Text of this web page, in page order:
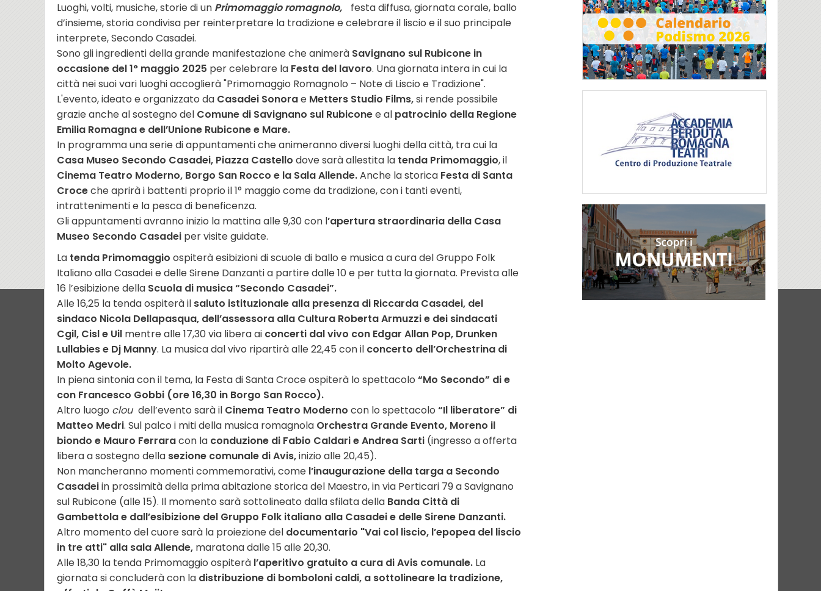
Luoghi, volti, musiche, storie di un Primomaggio romagnolo,
festa diffusa, giornata corale, ballo
d’insieme, storia condivisa per reinterpretare la tradizione e celebrare il liscio e il suo principale
interprete,Secondo Casadei.
Sono gli ingredienti della grande manifestazione che animerà Savignano sul Rubicone in
occasione del1° maggio 2025 per celebrare la Festa del lavoro. Una giornata intera in cui la
città nei suoivari luoghi accoglierà "Primomaggio Romagnolo – Note di Liscio e Tradizione".
L'evento, ideato e organizzato da Casadei Sonorae Metters Studio Films,si rende possibile
grazie anche al sostegno del Comune di Savignano sul Rubiconeeal patrocinio della Regione
Emilia Romagna e dell’Unione Rubicone e Mare.
In programma una serie di appuntamenti che animeranno diversi luoghi della città, tra cui la
Casa Museo Secondo Casadei, Piazza Castello dove sarà allestita la tenda Primomaggio, il
Cinema Teatro Moderno, Borgo San Rocco e la Sala Allende.Anche la storica Festa di Santa
Croceche aprirà i battenti proprio il 1° maggio come da tradizione, con i tanti eventi,
intrattenimenti e la pesca di beneficenza.
Gli appuntamenti avranno inizio la mattina alle 9,30 con l’apertura straordinaria della Casa
Museo Secondo Casadei per visite guidate.
La tenda Primomaggio ospiteràesibizioni di scuole di ballo e musicaa cura del Gruppo Folk
Italiano alla Casadei e delle Sirene Danzanti a partire dalle 10 e per tutta la giornata. Prevista alle
16 l’esibizione della Scuola di musica “Secondo Casadei”.
Alle 16,25 la tenda ospiterà il saluto istituzionale alla presenza di Riccarda Casadei, del
sindaco Nicola Dellapasqua, dell’assessora alla Cultura Roberta Armuzzi e dei sindacati
Cgil, Cisl e Uil mentre alle 17,30 via libera ai concerti dal vivo con Edgar Allan Pop, Drunken
Lullabies e Dj Manny. La musica dal vivo ripartirà alle 22,45 con il concerto dell’Orchestrina di
Molto Agevole.
In piena sintonia con il tema, la Festa di Santa Croce ospiterà lo spettacolo “Mo Secondo” di e
con Francesco Gobbi (ore 16,30 in Borgo San Rocco).
Altro luogo clou dell’evento sarà il Cinema Teatro Moderno con lo spettacolo “Il liberatore” di
Matteo Medri. Sul palco i miti della musica romagnola Orchestra Grande Evento, Moreno il
biondo e Mauro Ferraracon la conduzione di Fabio Caldari e Andrea Sarti (ingresso a offerta
libera a sostegno della sezione comunale di Avis,inizio alle 20,45).
Non mancheranno momenti commemorativi, come l’inaugurazione della targa a Secondo
Casadeiin prossimità della prima abitazione storica del Maestro, in via Perticari 79 a Savignano
sul Rubicone (alle 15). Il momento sarà sottolineato dalla sfilata della Banda Città di
Gambettola e dall’esibizione del Gruppo Folk italiano alla Casadei e delle Sirene Danzanti.
Altro momento del cuore sarà la proiezione del documentario "Vai col liscio, l’epopea del liscio
in tre atti" alla sala Allende, maratona dalle 15 alle 20,30.
Alle 18,30 la tenda Primomaggio ospiterà l’aperitivo gratuito a cura di Avis comunale. La
giornata si concluderà con la distribuzione di bomboloni caldi, a sottolineare la tradizione,